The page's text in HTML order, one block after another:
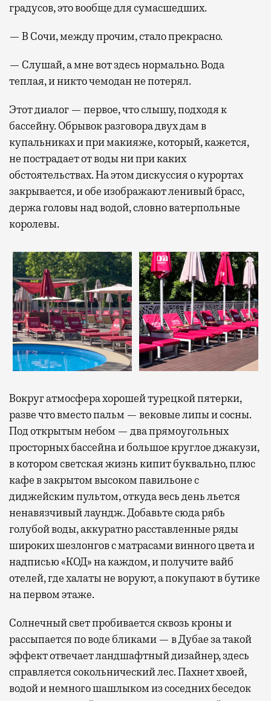
градусов, это вообще для сумасшедших.
— В Сочи, между прочим, стало прекрасно.
— Слушай, а мне вот здесь нормально. Вода
теплая, и никто чемодан не потерял.
Этот диалог — первое, что слышу, подходя к
бассейну. Обрывок разговора двух дам в
купальниках и при макияже, который, кажется,
не пострадает от воды ни при каких
обстоятельствах. На этом дискуссия о курортах
закрывается, и обе изображают ленивый брасс,
держа головы над водой, словно ватерпольные
королевы.
Вокруг атмосфера хорошей турецкой пятерки,
разве что вместо пальм — вековые липы и сосны.
Под открытым небом — два прямоугольных
просторных бассейна и большое круглое джакузи,
в котором светская жизнь кипит буквально, плюс
кафе в закрытом высоком павильоне с
диджейским пультом, откуда весь день льется
ненавязчивый лаундж. Добавьте сюда рябь
голубой воды, аккуратно расставленные ряды
широких шезлонгов с матрасами винного цвета и
надписью «КОД» на каждом, и получите вайб
отелей, где халаты не воруют, а покупают в бутике
на первом этаже.
Солнечный свет пробивается сквозь кроны и
рассыпается по воде бликами — в Дубае за такой
эффект отвечает ландшафтный дизайнер, здесь
справляется сокольнический лес. Пахнет хвоей,
водой и немного шашлыком из соседних беседок